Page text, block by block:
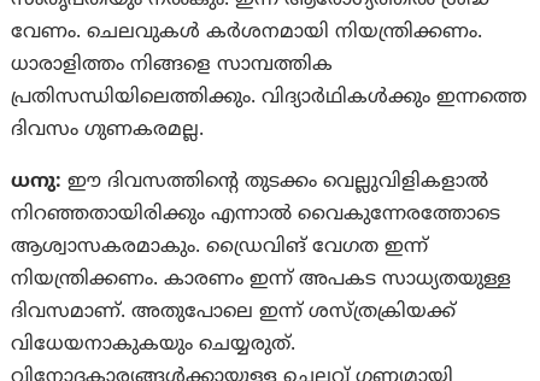
വേണം. ചെലവുകള്‍ കര്‍ശനമായി നിയന്ത്രിക്കണം.
ധാരാളിത്തം നിങ്ങളെ സാമ്പത്തിക
പ്രതിസന്ധിയിലെത്തിക്കും. വിദ്യാര്‍ഥികള്‍ക്കും ഇന്നത്തെ
ദിവസം ഗുണകരമല്ല.
ധനു:ഈ ദിവസത്തിൻ്റെ തുടക്കം വെല്ലുവിളികളാല്‍
നിറഞ്ഞതായിരിക്കും എന്നാല്‍ വൈകുന്നേരത്തോടെ
ആശ്വാസകരമാകും. ഡ്രൈവിങ് വേഗത ഇന്ന്
നിയന്ത്രിക്കണം. കാരണം ഇന്ന് അപകട സാധ്യതയുള്ള
ദിവസമാണ്. അതുപോലെ ഇന്ന് ശസ്ത്രക്രിയക്ക്
വിധേയനാകുകയും ചെയ്യരുത്.